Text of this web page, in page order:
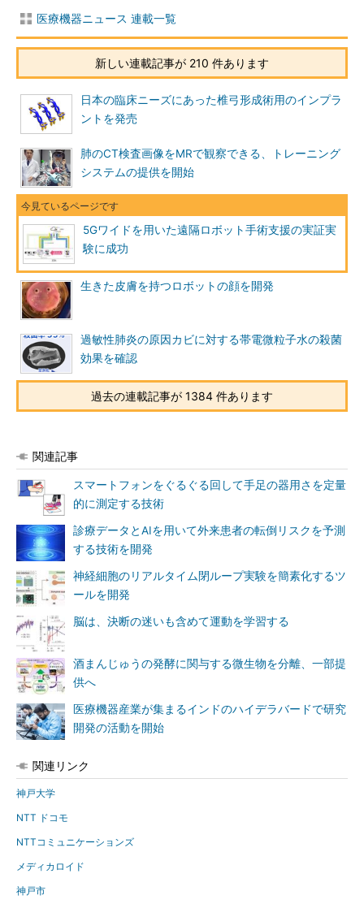
医療機器ニュース 連載一覧
新しい連載記事が 210 件あります
日本の臨床ニーズにあった椎弓形成術用のインプラ
ントを発売
肺のCT検査画像をMRで観察できる、トレーニング
システムの提供を開始
5Gワイドを用いた遠隔ロボット手術支援の実証実
験に成功
生きた皮膚を持つロボットの顔を開発
過敏性肺炎の原因カビに対する帯電微粒子水の殺菌
効果を確認
過去の連載記事が 1384 件あります
関連記事
スマートフォンをぐるぐる回して手足の器用さを定量
的に測定する技術
診療データとAIを用いて外来患者の転倒リスクを予測
する技術を開発
神経細胞のリアルタイム閉ループ実験を簡素化するツ
ールを開発
脳は、決断の迷いも含めて運動を学習する
酒まんじゅうの発酵に関与する微生物を分離、一部提
供へ
医療機器産業が集まるインドのハイデラバードで研究
開発の活動を開始
関連リンク
神戸大学
NTT ドコモ
NTTコミュニケーションズ
メディカロイド
神戸市